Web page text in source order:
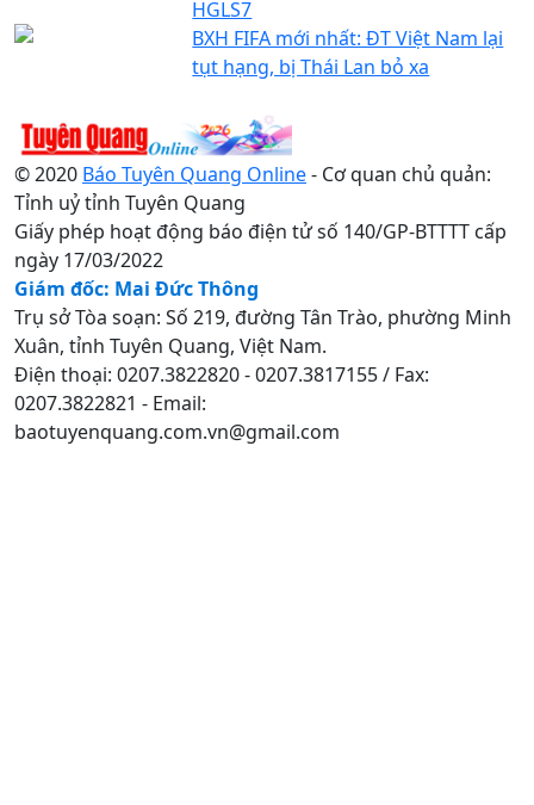
HGLS7
BXH FIFA mới nhất: ĐT Việt Nam lại
tụt hạng, bị Thái Lan bỏ xa
© 2020 Báo Tuyên Quang Online- Cơ quan chủ quản:
Tỉnh uỷ tỉnh Tuyên Quang
Giấy phép hoạt động báo điện tử số 140/GP-BTTTT cấp
ngày 17/03/2022
Giám đốc: Mai Đức Thông
Trụ sở Tòa soạn: Số 219, đường Tân Trào, phường Minh
Xuân, tỉnh Tuyên Quang, Việt Nam.
Điện thoại: 0207.3822820 - 0207.3817155 / Fax:
0207.3822821 - Email:
baotuyenquang.com.vn@gmail.com